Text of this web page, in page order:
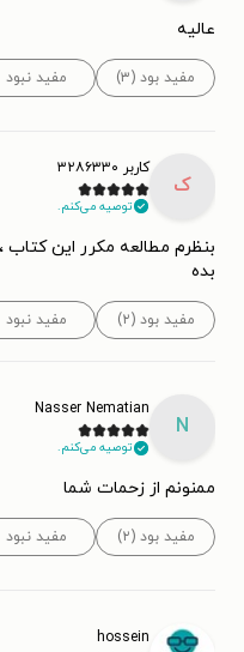
عالیه
مفید بود (۳) مفید نبود
ک
کاربر ۳۲۸۶۳۳۰
توصیه می‌کنم.
بنظرم مطالعه مکرر این کتاب
بده
مفید بود (۲) مفید نبود
N
Nasser Nematian
توصیه می‌کنم.
ممنونم از زحمات شما
مفید بود (۲) مفید نبود
hossein